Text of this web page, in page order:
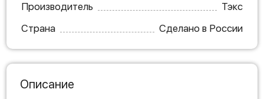
Производитель
Тэкс
Страна
Сделано в России
Описание